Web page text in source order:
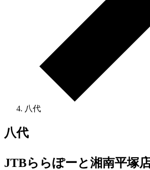
八代
八代
JTBららぽーと湘南平塚